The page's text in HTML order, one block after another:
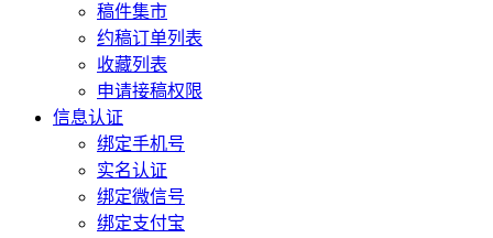
稿件集市
约稿订单列表
收藏列表
申请接稿权限
信息认证
绑定手机号
实名认证
绑定微信号
绑定支付宝